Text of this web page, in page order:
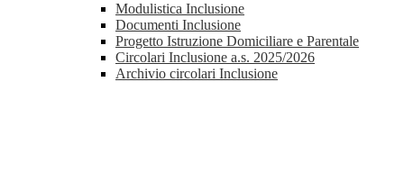
Modulistica Inclusione
Documenti Inclusione
Progetto Istruzione Domiciliare e Parentale
Circolari Inclusione a.s. 2025/2026
Archivio circolari Inclusione